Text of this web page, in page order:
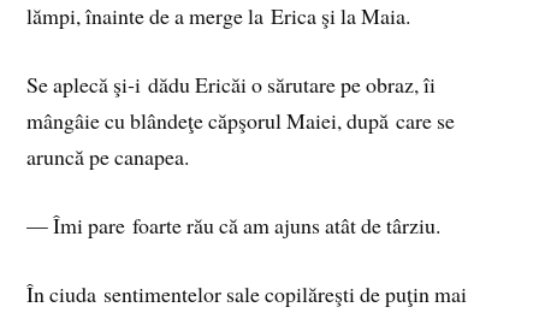
lămpi, înainte de a merge la Erica şi la Maia.
Se aplecă şi‑i dădu Ericăi o sărutare pe obraz, îi
mângâie cu blândeţe căpşorul Maiei, după care se
aruncă pe canapea.
— Îmi pare foarte rău că am ajuns atât de târziu.
În ciuda sentimentelor sale copilăreşti de puţin mai